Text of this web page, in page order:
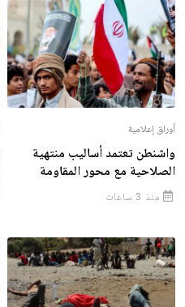
أوراق إعلامية
واشنطن تعتمد أساليب منتهية
الصلاحية مع محور المقاومة
منذ 3 ساعات